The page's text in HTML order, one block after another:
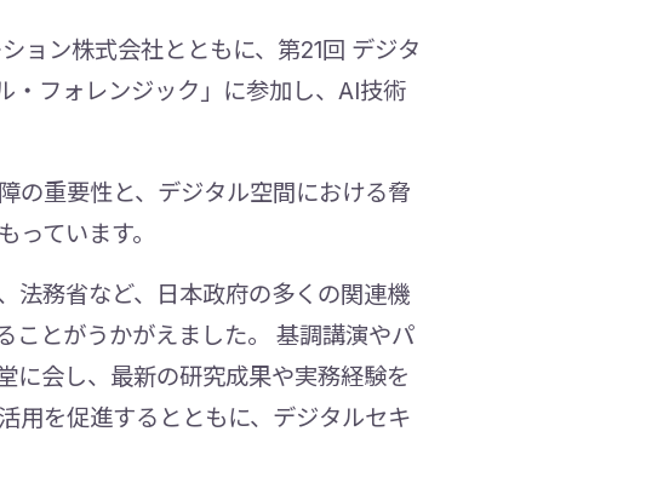
ョン株式会社とともに、第21回 デジタ
・フォレンジック」に参加し、AI技術
の重要性と、デジタル空間における脅
ています。
法務省など、日本政府の多くの関連機
ことがうかがえました。 基調講演やパ
に会し、最新の研究成果や実務経験を
用を促進するとともに、デジタルセキ